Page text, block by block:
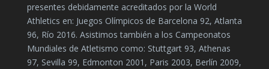
presentes debidamente acreditados por la World
Athletics en: Juegos Olímpicos de Barcelona 92, Atlanta
96, Río 2016. Asistimos también a los Campeonatos
Mundiales de Atletismo como: Stuttgart 93, Athenas
97, Sevilla 99, Edmonton 2001, Paris 2003, Berlín 2009,